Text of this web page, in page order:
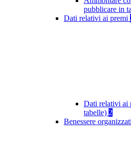
pubblicare in
Dati relativi ai premi
Dati relativi ai
tabelle) 2
Benessere